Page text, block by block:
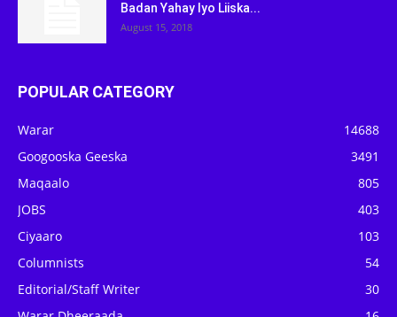
Badan Yahay Iyo Liiska...
August 15, 2018
POPULAR CATEGORY
Warar
14688
Googooska Geeska
3491
Maqaalo
805
JOBS
403
Ciyaaro
103
Columnists
54
Editorial/Staff Writer
30